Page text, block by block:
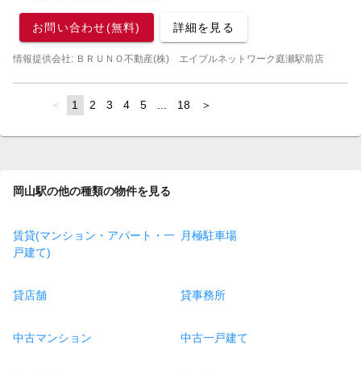
お問い合わせ(無料) 詳細を見る
情報提供会社: ＢＲＵＮＯ不動産(株) エイブルネットワーク庭瀬駅前店
page
You're
page
1 page
2 page
3 page
4 page
5 pagepage
18 page
岡山駅の他の種類の物件を見る
賃貸(マンション・アパート・一
戸建て)
月極駐車場
貸店舗 貸事務所
中古マンション 中古一戸建て